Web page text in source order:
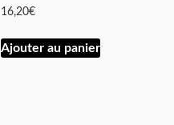
16,20€
Ajouter au panier